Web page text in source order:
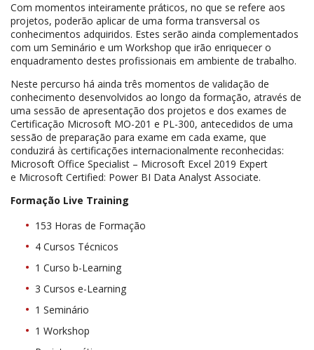
Com momentos inteiramente práticos, no que se refere aos
projetos, poderão aplicar de uma forma transversal os
conhecimentos adquiridos. Estes serão ainda complementados
com um Seminário e um Workshop que irão enriquecer o
enquadramento destes profissionais em ambiente de trabalho.
Neste percurso há ainda três momentos de validação de
conhecimento desenvolvidos ao longo da formação, através de
uma sessão de apresentação dos projetos e dos exames de
Certificação Microsoft MO-201 e PL-300, antecedidos de uma
sessão de preparação para exame em cada exame, que
conduzirá às certificações internacionalmente reconhecidas:
Microsoft Office Specialist – Microsoft Excel 2019 Expert
e Microsoft Certified: Power BI Data Analyst Associate.
Formação Live Training
153 Horas de Formação
4 Cursos Técnicos
1 Curso b-Learning
3 Cursos e-Learning
1 Seminário
1 Workshop